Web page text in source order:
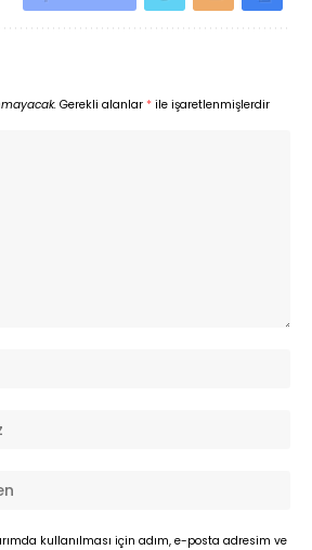
Gerekli alanlar * ile işaretlenmişlerdir
kullanılması için adım, e-posta adresim ve